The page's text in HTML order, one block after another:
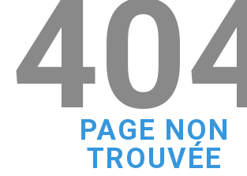
PAGE NON
TROUVÉE